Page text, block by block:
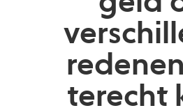
terecht